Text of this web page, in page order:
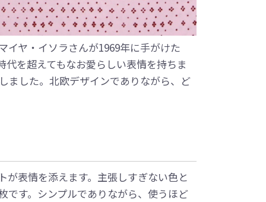
イヤ・イソラさんが1969年に手がけた
を超えてもなお愛らしい表情を持ちま
ました。北欧デザインでありながら、ど
表情を添えます。主張しすぎない色と
です。シンプルでありながら、使うほど